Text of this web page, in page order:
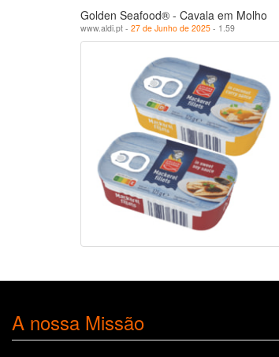
Golden Seafood® - Cavala em Molho
www.aldi.pt - 27 de Junho de 2025 - 1.59
A nossa Missão